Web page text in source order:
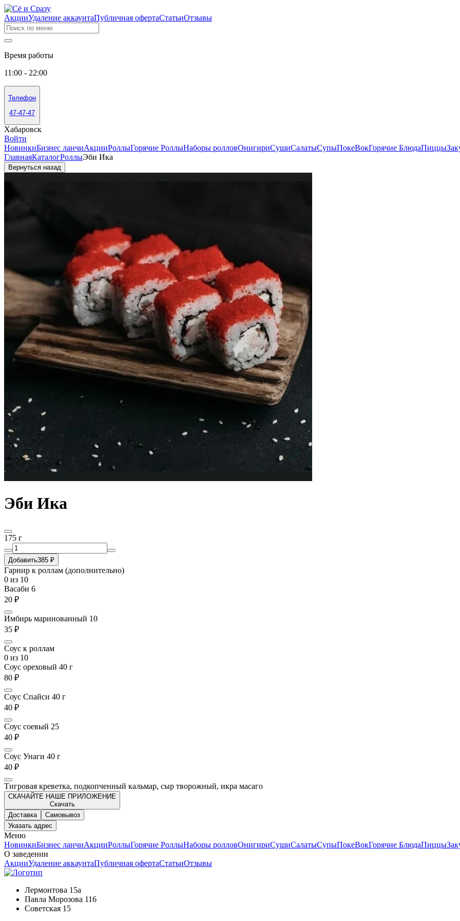
АкцииУдаление аккаунтаПубличная офертаСтатьиОтзывы
Время работы
11:00 - 22:00
Телефон
47-47-47
Хабаровск
Войти
НовинкиБизнес ланчиАкцииРоллыГорячие РоллыНаборы ролловОнигириСушиСалатыСупыПокеВокГорячие БлюдаПиццы
ГлавнаяКаталогРоллыЭби Ика
Вернуться назад
Эби Ика
175 г
Добавить385 ₽
Гарнир к роллам (дополнительно)
0 из 10
Васаби 6
20 ₽
Имбирь маринованный 10
35 ₽
Соус к роллам
0 из 10
Соус ореховый 40 г
80 ₽
Соус Спайси 40 г
40 ₽
Соус соевый 25
40 ₽
Соус Унаги 40 г
40 ₽
Тигровая креветка, подкопченный кальмар, сыр творожный, икра масаго
СКАЧАЙТЕ НАШЕ ПРИЛОЖЕНИЕ
Скачать
Доставка
Самовывоз
Указать адрес
Меню
НовинкиБизнес ланчиАкцииРоллыГорячие РоллыНаборы ролловОнигириСушиСалатыСупыПокеВокГорячие БлюдаПиццы
О заведении
АкцииУдаление аккаунтаПубличная офертаСтатьиОтзывы
Лермонтова 15а
Павла Морозова 116
Советская 15